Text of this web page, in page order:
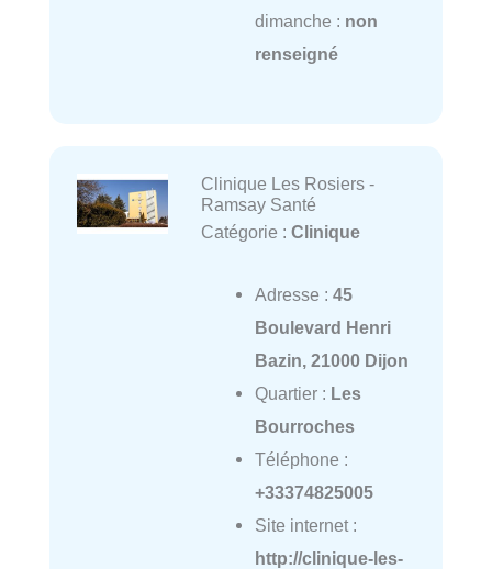
dimanche : non
renseigné
Clinique Les Rosiers -
Ramsay Santé
Catégorie : Clinique
Adresse : 45
Boulevard Henri
Bazin, 21000 Dijon
Quartier : Les
Bourroches
Téléphone :
+33374825005
Site internet :
http://clinique-les-